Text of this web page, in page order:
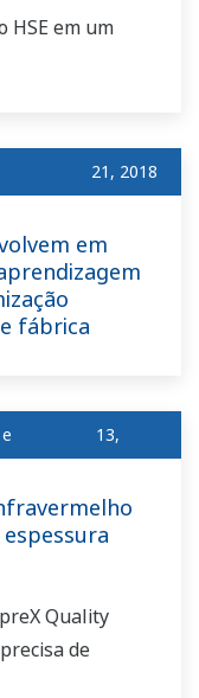
HSE em um
21, 2018
em
fábrica
13,
Quality
de